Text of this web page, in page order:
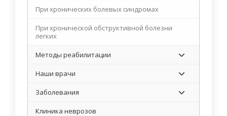
При хронических болевых синдромах
При хронической обструктивной болезни
легких
Методы реабилитации
Наши врачи
Заболевания
Клиника неврозов